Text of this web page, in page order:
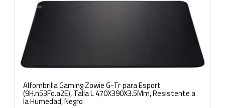
Alfombrilla Gaming Zowie G-Tr para Esport
(9H.n53Fq.a2E), Talla L 470X390X3.5Mm, Resistente a
la Humedad, Negro